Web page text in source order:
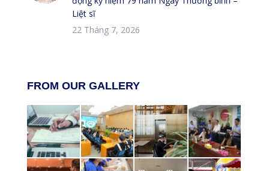
Liệt sĩ
22 Tháng 7, 2026
FROM OUR GALLERY